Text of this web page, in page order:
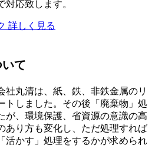
対応致します。
詳しく見る
て
社丸清は、紙、鉄、非鉄金属のリ
トしました。その後「廃棄物」処
が、環境保護、省資源の意識の高
あり方も変化し、ただ処理すれば
活かす」処理をするかが求められ